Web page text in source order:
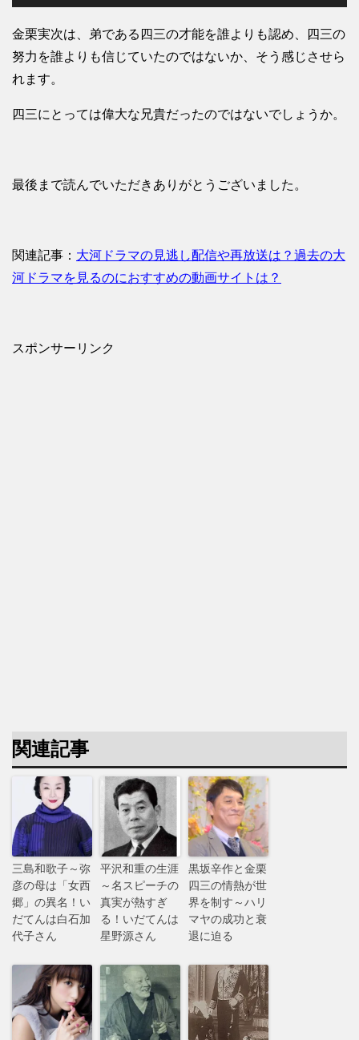
金栗実次は、弟である四三の才能を誰よりも認め、四三の
努力を誰よりも信じていたのではないか、そう感じさせら
れます。
四三にとっては偉大な兄貴だったのではないでしょうか。
最後まで読んでいただきありがとうございました。
関連記事： 大河ドラマの見逃し配信や再放送は？過去の大
河ドラマを見るのにおすすめの動画サイトは？
スポンサーリンク
関連記事
三島和歌子～弥
彦の母は「女西
郷」の異名！い
だてんは白石加
代子さん
平沢和重の生涯
～名スピーチの
真実が熱すぎ
る！いだてんは
星野源さん
黒坂辛作と金栗
四三の情熱が世
界を制す～ハリ
マヤの成功と衰
退に迫る